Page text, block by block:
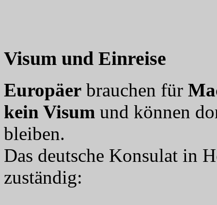
Visum und Einreise
Europäer brauchen für
kein Visum und können
bleiben.
Das deutsche Konsulat in
zuständig: